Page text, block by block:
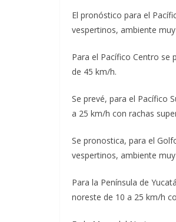
El pronóstico para el
vespertinos, ambiente
Para el Pacífico Centro se
de 45 km/h.
Se prevé, para el Pacífico
a 25 km/h con rachas
Se pronostica, para el
vespertinos, ambiente
Para la Península de
noreste de 10 a 25 km/h